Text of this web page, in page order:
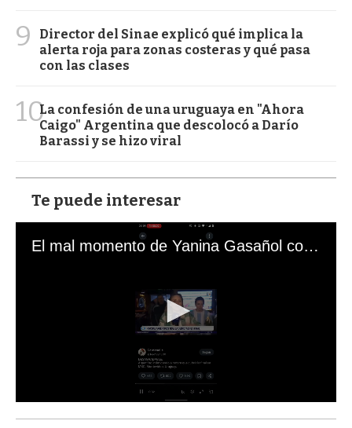
9
Director del Sinae explicó qué implica la
alerta roja para zonas costeras y qué pasa
con las clases
10La confesión de una uruguaya en "Ahora
Caigo" Argentina que descolocó a Darío
Barassi y se hizo viral
Te puede interesar
El mal momento de Yanina Gasañol con un hincha argentino en "Subrayado"
s